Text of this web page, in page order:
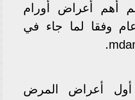
أهم أعراض أورام
وفقا لما جاء في
أول أعراض المرض